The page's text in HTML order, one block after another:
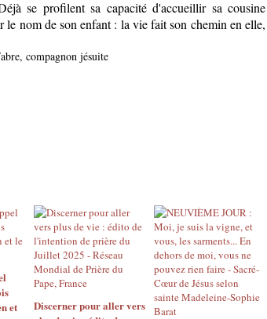
se profilent sa capacité d'accueillir sa cousine
le nom de son enfant : la vie fait son chemin en elle,
compagnon jésuite
et
Discerner pour aller vers